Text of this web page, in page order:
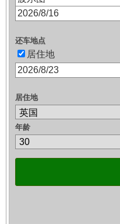
还车地点
居住地
居住地
年龄